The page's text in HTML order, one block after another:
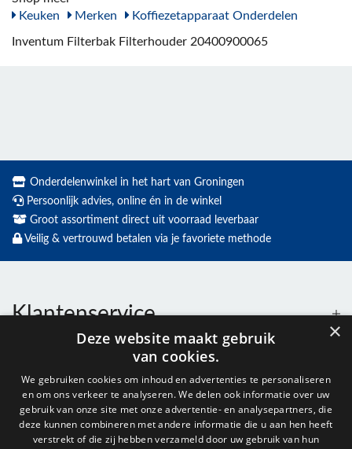
Keuken
Merken Koffiezetapparaat Onderdelen
Inventum Filterbak Filterhouder 20400900065
Onderdelenwinkel in het hart van Groningen
Persoonlijk advies, online én in de winkel
Groot assortiment direct uit voorraad leverbaar
Veilig & vertrouwd betalen via je favoriete methode
Klantenservice
Openingstijden
×
Deze website maakt gebruik
van cookies.
We gebruiken cookies om inhoud en advertenties te personaliseren
en om ons verkeer te analyseren. We delen ook informatie over uw
gebruik van onze site met onze advertentie- en analysepartners, die
deze kunnen combineren met andere informatie die u aan hen heeft
verstrekt of die zij hebben verzameld door uw gebruik van hun